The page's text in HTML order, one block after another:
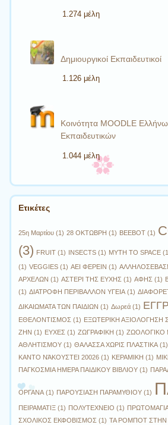
1.274 μέλη
Δημιουργικοί Εκπαιδευτικοί
1.126 μέλη
Κοινότητα MOODLE
Εκπαιδευτικών
1.044 μέλη
Ετικέτες
25η Μαρτίου (1) 28 ΟΚΤΩΒΡΗ (1) BEEBOT (1)
(3) FRUIT (1) INSECTS (1) MYTH TO SPACE
(1) VEGGIES (1) ΑΕΙ ΦΕΡΕΙΝ (1)
ΑΡΧΕΛΩΝ (1) ΑΣΤΕΡΙ ΤΗΣ ΕΥΧΗΣ (1) ΑΦΗΣ (1)
(1) ΔΙΑΤΡΟΦΗ ΠΕΡΙΒΑΛΛΟΝ ΥΓΕΙΑ (1)
ΔΙΚΑΙΩΜΑΤΑ ΤΩΝ ΠΑΙΔΙΩΝ (1) Δωρεά (1)
ΕΘΕΛΟΝΤΙΣΜΟΣ (1) ΕΞΩΤΕΡΙΚΗ ΑΞΙΟΛΟΓΗΣΗ
ΖΗΝ (1) ΕΥΧΕΣ (1) ΖΩΓΡΑΦΙΚΗ (1) ΖΩΟΛΟΓΙΚΟ
ΑΘΛΗΤΙΣΜΟΥ (1) ΘΑΛΑΣΣΑ ΧΩΡΙΣ ΠΛΑΣΤΙΚΑ (1)
ΚΑΝΤΟ ΝΆΚΟΥΣΤΕΙ 20026 (1) ΚΕΡΑΜΙΚΗ (1)
ΠΑΓΚΟΣΜΙΑ ΗΜΕΡΑ ΠΑΙΔΙΚΟΥ ΒΙΒΛΙΟΥ (1)
ΟΡΓΑΝΑ (1) ΠΑΡΟΥΣΙΑΣΗ ΠΑΡΑΜΥΘΙΟΥ (1)
ΠΕΙΡΑΜΑΤΙΞ (1) ΠΟΛΥΤΕΧΝΕΙΟ (1)
ΣΧΟΛΙΚΟΣ ΕΚΦΟΒΙΣΜΟΣ (1) ΤΑ ΡΟΜΠΟΤ ΣΤΗΝ